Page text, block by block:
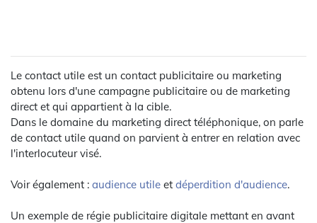
Le contact utile est un contact publicitaire ou marketing
obtenu lors d'une campagne publicitaire ou de marketing
direct et qui appartient à la cible.
Dans le domaine du marketing direct téléphonique, on parle
de contact utile quand on parvient à entrer en relation avec
l'interlocuteur visé.
Voir également : audience utile et déperdition d'audience.
Un exemple de régie publicitaire digitale mettant en avant